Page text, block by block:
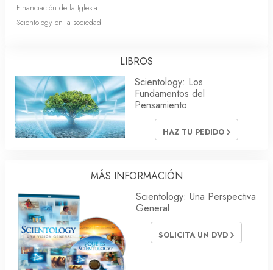
Financiación de la Iglesia
Scientology en la sociedad
LIBROS
Scientology: Los
Fundamentos del
Pensamiento
HAZ TU PEDIDO
MÁS INFORMACIÓN
Scientology: Una Perspectiva
General
SOLICITA UN DVD